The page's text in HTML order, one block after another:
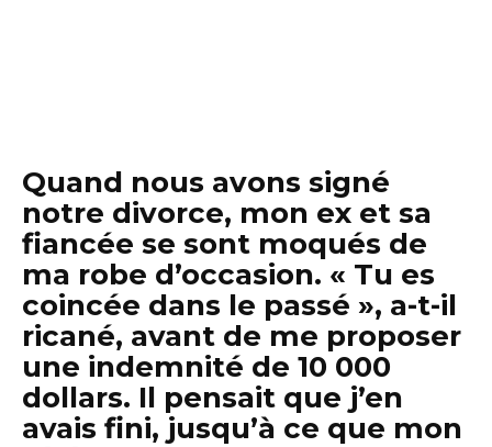
Quand nous avons signé
notre divorce, mon ex et sa
fiancée se sont moqués de
ma robe d’occasion. « Tu es
coincée dans le passé », a-t-il
ricané, avant de me proposer
une indemnité de 10 000
dollars. Il pensait que j’en
avais fini, jusqu’à ce que mon